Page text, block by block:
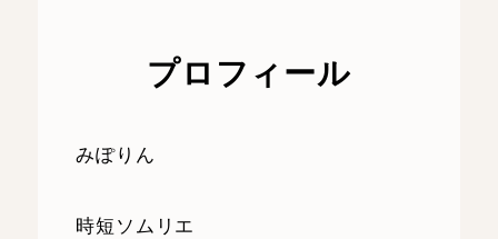
プロフィール
みぽりん
時短ソムリエ